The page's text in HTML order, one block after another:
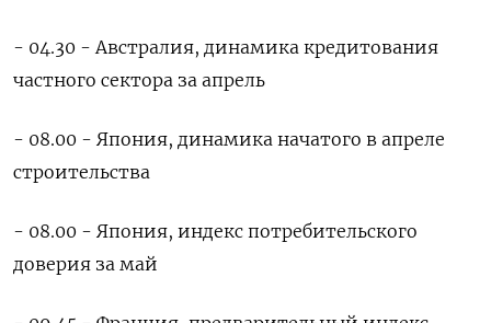
- 04.30 - Австралия, динамика кредитования
частного сектора за апрель
- 08.00 - Япония, динамика начатого ​в апреле
строительства
- 08.00 - Япония, индекс потребительского
доверия за май